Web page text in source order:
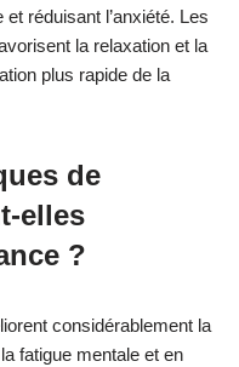
réduisant l’anxiété. Les
la relaxation et la
plus rapide de la
de
elles
?
considérablement la
fatigue mentale et en